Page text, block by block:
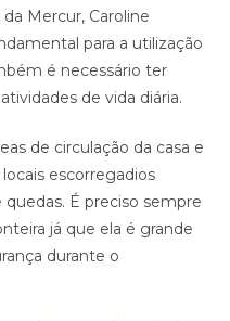
Mercur, Caroline
para a utilização
é necessário ter
de vida diária.
de circulação da casa e
escorregadios
É preciso sempre
já que ela é grande
durante o